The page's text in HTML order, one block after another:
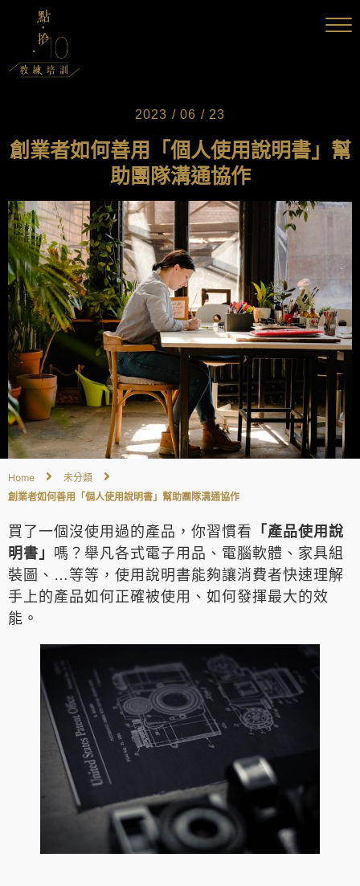
2023 / 06 / 23
創業者如何善用「個人使用說明書」幫
助團隊溝通協作
Home
未分類
創業者如何善用「個人使用說明書」幫助團隊溝通協作
買了一個沒使用過的產品，你習慣看 「產品使用說
明書」 嗎？舉凡各式電子用品、電腦軟體、家具組
裝圖、…等等，使用說明書能夠讓消費者快速理解
手上的產品如何正確被使用、如何發揮最大的效
能。